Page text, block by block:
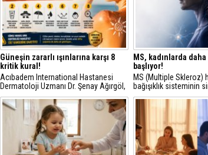
Güneşin zararlı ışınlarına karşı 8
kritik kural!
Acıbadem International Hastanesi
Dermatoloji Uzmanı Dr. Şenay Ağırgöl,
bu nedenle cildimizi yaz aylarında
güneş ışınlarından mutlaka korumamız
gerektiğine dikkat çekti.
MS, kadınlarda
başlıyor!
MS (Multiple Skleroz)
bağışıklık sisteminin
saldırması sonucu
uzmanlar, en sık
duyusal şikâyetler, güç
bozuklukları yer